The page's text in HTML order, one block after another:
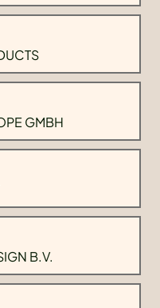
GMBH
B.V.